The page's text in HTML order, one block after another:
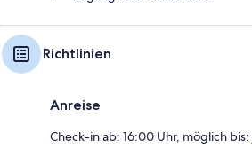
Richtlinien
Anreise
Check-in ab: 16:00 Uhr, möglich